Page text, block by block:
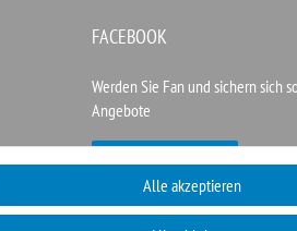
FACEBOOK
Werden Sie Fan und sichern sich
Angebote
Zur Facebookseite
Alle akzeptieren